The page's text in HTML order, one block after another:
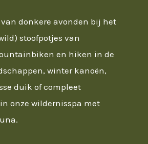
donkere avonden bij het
stoofpotjes van
en hiken in de
winter kanoën,
duik of compleet
onze wildernisspa met